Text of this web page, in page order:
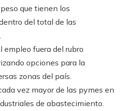
que tienen los
del total de las
empleo fuera del rubro
opciones para la
zonas del país.
vez mayor de las pymes en
de abastecimiento.